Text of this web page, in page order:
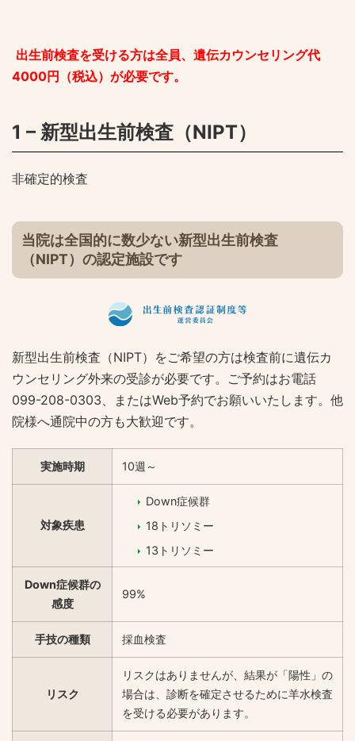
出生前検査を受ける方は全員、遺伝カウンセリング代
4000円（税込）が必要です。
1 – 新型出生前検査（NIPT）
非確定的検査
当院は全国的に数少ない新型出生前検査
（NIPT）の認定施設です
新型出生前検査（NIPT）をご希望の方は検査前に遺伝カ
ウンセリング外来の受診が必要です。ご予約はお電話
099-208-0303、またはWeb予約でお願いいたします。他
院様へ通院中の方も大歓迎です。
実施時期 10週～
対象疾患
Down症候群
18トリソミー
13トリソミー
Down症候群の
感度
99%
手技の種類 採血検査
リスク
リスクはありませんが、結果が「陽性」の
場合は、診断を確定させるために羊水検査
を受ける必要があります。